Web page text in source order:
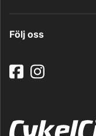
Följ oss